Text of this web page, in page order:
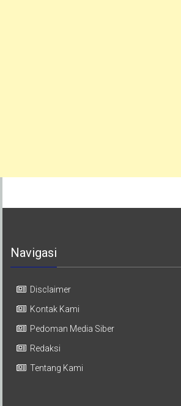
Navigasi
Disclaimer
Kontak Kami
Pedoman Media Siber
Redaksi
Tentang Kami